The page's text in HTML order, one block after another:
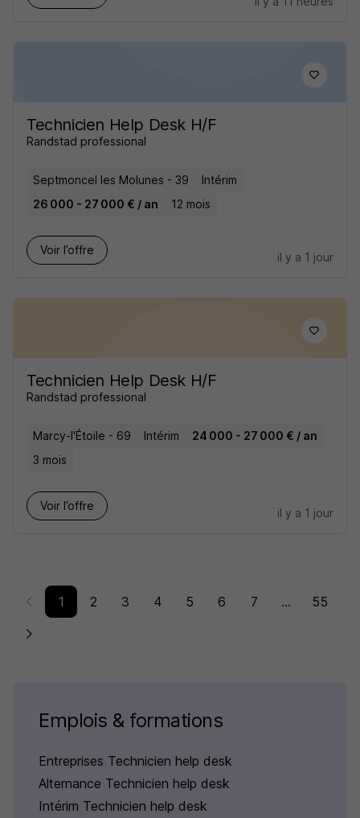
Technicien Help Desk H/F
Randstad professional
Septmoncel les Molunes - 39
Intérim
26 000 - 27 000 € / an
12 mois
Voir l’offre
il y a 1 jour
Technicien Help Desk H/F
Randstad professional
Marcy-l'Étoile - 69 Intérim
24 000 - 27 000 € / an
3 mois
Voir l’offre
il y a 1 jour
1 2 3 4 5 6 7 ... 55
Emplois & formations
Entreprises Technicien help desk
Alternance Technicien help desk
Intérim Technicien help desk